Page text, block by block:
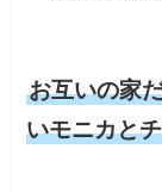
お互いの家
いモニカと